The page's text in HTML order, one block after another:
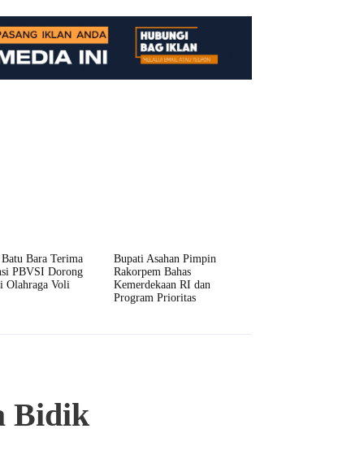
Bara Terima
PBVSI Dorong
Olahraga Voli
Bupati Asahan Pimpin
Rakorpem Bahas
Kemerdekaan RI dan
Program Prioritas
Bidik